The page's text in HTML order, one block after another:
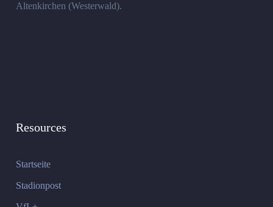
Altenkirchen (Westerwald).
Resources
Startseite
Stadionpost